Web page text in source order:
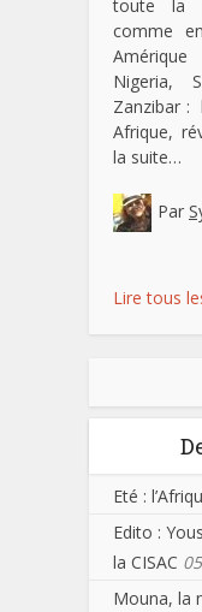
toute la
comme
Nigeria,
Zanzibar :
Afrique,
la suite…
Par
Lire tous
Eté :
Edito :
la CISAC
Mouna, la